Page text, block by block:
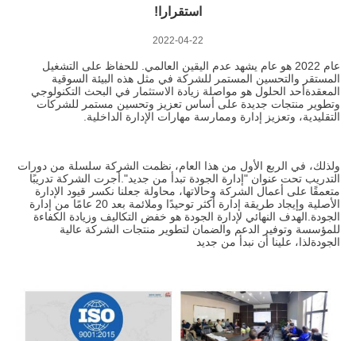
استقرارا!
2022-04-22
عام 2022 هو عام يشهد عدم اليقين العالمي. للحفاظ على التشغيل
المستقر والتحسين المستمر للشركة في مثل هذه البيئة السوقية
المعقدةأحد الحلول هو مواصلة زيادة الاستثمار في البحث التكنولوجي
وتطوير منتجات جديدة على أساس تعزيز وتحسين مستمر للشركات
التقليدية، وتعزيز إدارة وممارسة مهارات الإدارة الداخلية.
ولذلك، في الربع الأول من هذا العام، نظمت الشركة سلسلة من دورات
التدريب تحت عنوان "إدارة الجودة تبدأ من جديد".أجرت الشركة تدريبًا
متعمقًا على أعمال الشركة وحالاتها، محاولة جعلنا نكسر قيود الإدارة
الأصلية وإيجاد طريقة إدارة أكثر توحيدًا وملائمة بعد 20 عامًا من إدارة
الجودة.الهدف النهائي لإدارة الجودة هو خفض التكاليف وزيادة الكفاءة
للمؤسسة وتوفير الدعم والضمان لتطوير منتجات الشركة عالية
الجودةلذا، علينا أن نبدأ من جديد